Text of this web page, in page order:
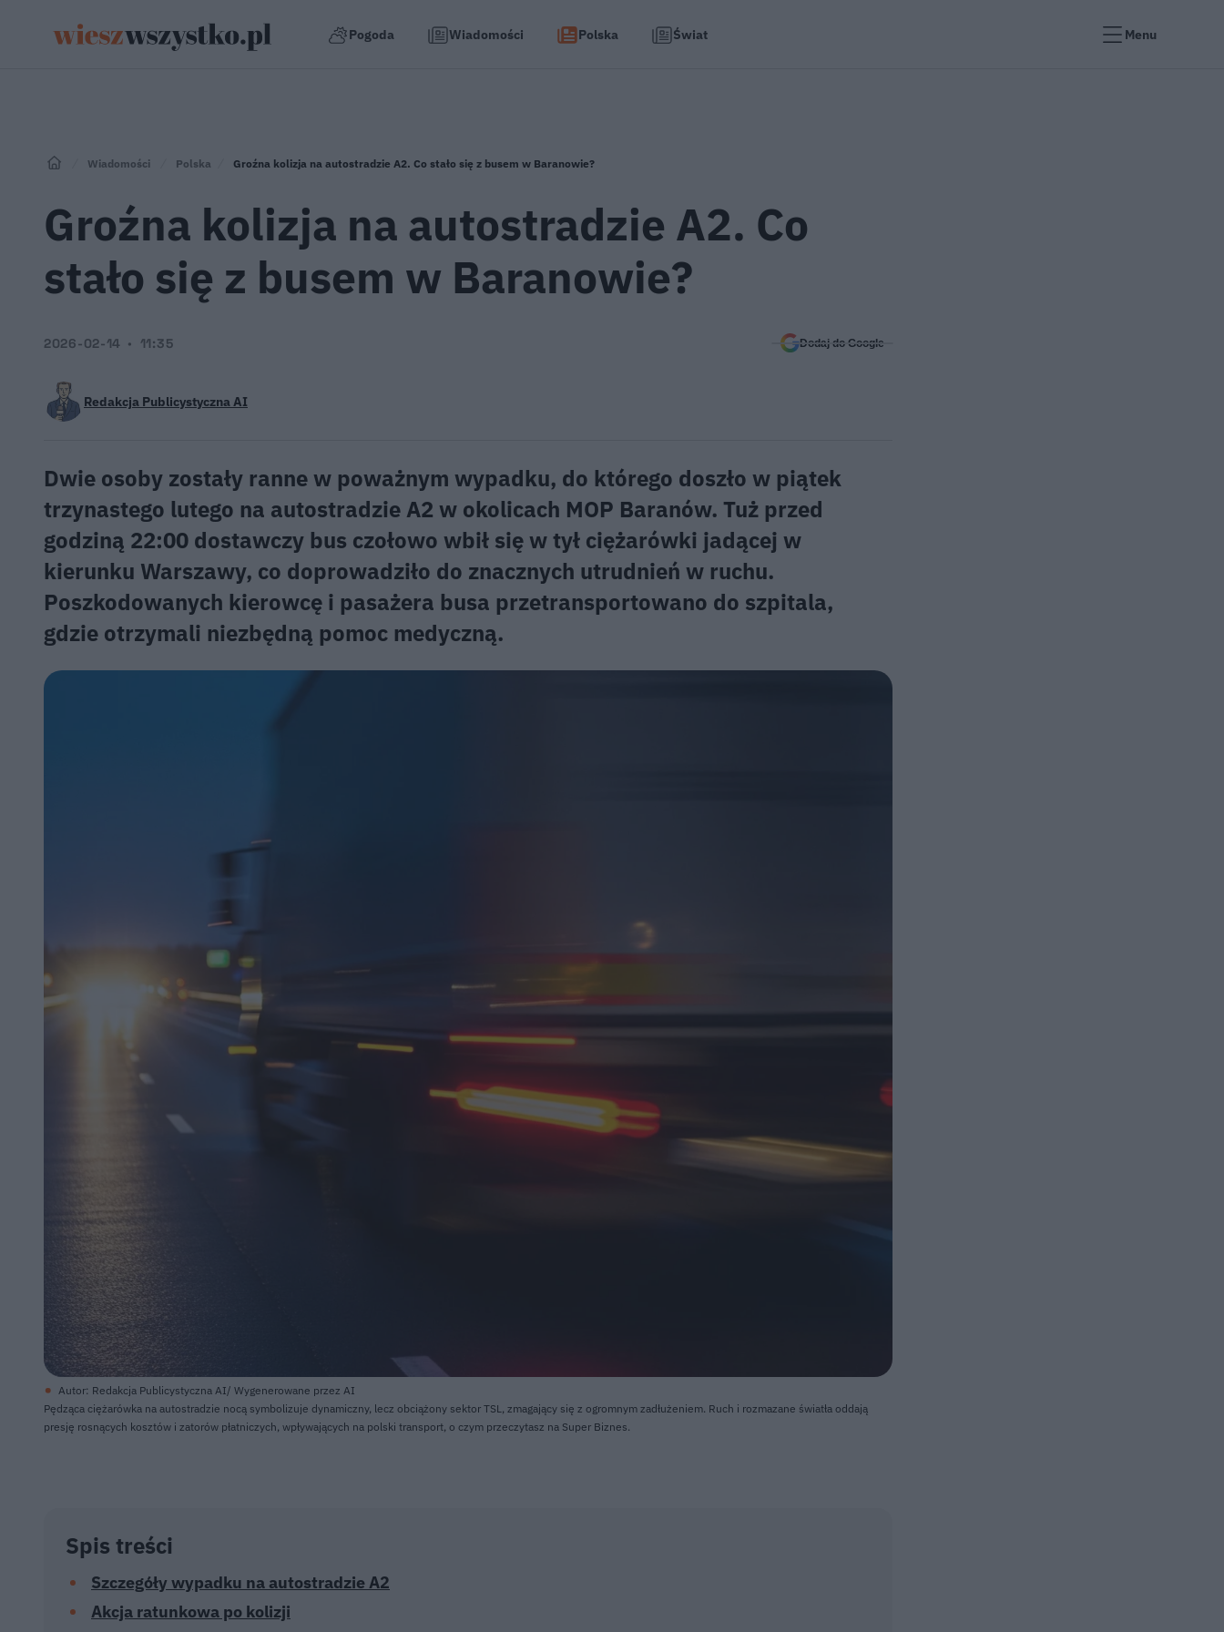
Pogoda Wiadomości Polska Świat Menu
Wiadomości Polska Groźna kolizja na autostradzie A2. Co stało się z busem w Baranowie?
Groźna kolizja na autostradzie A2. Co
stało się z busem w Baranowie?
Redakcja Publicystyczna AI
2026-02-14 11:35 Dodaj do Google
Dwie osoby zostały ranne w poważnym wypadku, do którego doszło w piątek
trzynastego lutego na autostradzie A2 w okolicach MOP Baranów. Tuż przed
godziną 22:00 dostawczy bus czołowo wbił się w tył ciężarówki jadącej w
kierunku Warszawy, co doprowadziło do znacznych utrudnień w ruchu.
Poszkodowanych kierowcę i pasażera busa przetransportowano do szpitala,
gdzie otrzymali niezbędną pomoc medyczną.
Autor: Redakcja Publicystyczna AI/ Wygenerowane przez AI
Pędząca ciężarówka na autostradzie nocą symbolizuje dynamiczny, lecz obciążony sektor TSL, zmagający się z ogromnym zadłużeniem. Ruch i rozmazane światła oddają
presję rosnących kosztów i zatorów płatniczych, wpływających na polski transport, o czym przeczytasz na Super Biznes.
Spis treści
Szczegóły wypadku na autostradzie A2
Akcja ratunkowa po kolizji